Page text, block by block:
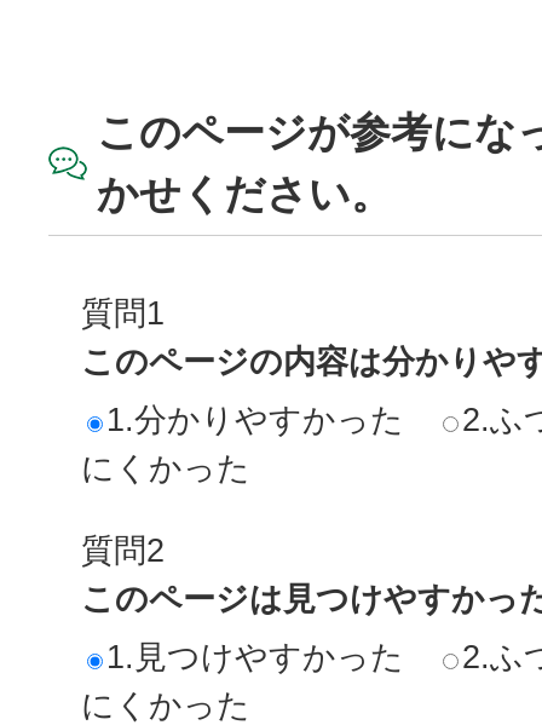
このページが参考にな
かせください。
質問1
このページの内容は分かりや
1.分かりやすかった
2.ふ
にくかった
質問2
このページは見つけやすかっ
1.見つけやすかった
2.ふ
にくかった